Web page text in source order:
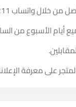
من خلال واتساب
من الساعة 8:00 صباحًا حتى الساعة
على معرفة